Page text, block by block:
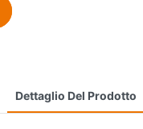
Dettaglio Del Prodotto